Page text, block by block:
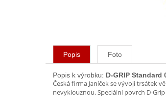
Popis Foto
Popis k výrobku: D-GRIP Standard
Česká firma Janíček se vývoji trsátek
nevyklouznou. Speciální povrch D-